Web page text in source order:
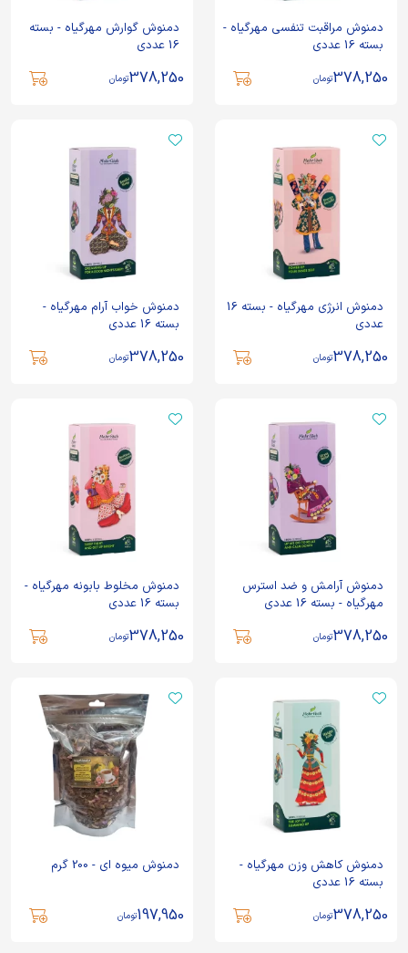
دمنوش مراقبت تنفسی مهرگیاه -
بسته 16 عددی
378,250تومان
دمنوش گوارش مهرگیاه - بسته
16 عددی
378,250تومان
دمنوش انرژی مهرگیاه - بسته 16
عددی
378,250تومان
دمنوش خواب آرام مهرگیاه -
بسته 16 عددی
378,250تومان
دمنوش آرامش و ضد استرس
مهرگیاه - بسته 16 عددی
378,250تومان
دمنوش مخلوط بابونه مهرگیاه -
بسته 16 عددی
378,250تومان
دمنوش کاهش وزن مهرگیاه -
بسته 16 عددی
378,250تومان
دمنوش میوه ای - 200 گرم
197,950تومان